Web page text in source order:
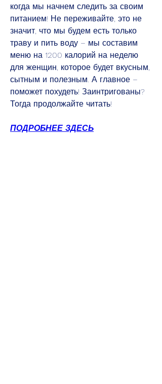
когда мы начнем следить за своим
питанием! Не переживайте, это не
значит, что мы будем есть только
траву и пить воду – мы составим
меню на 1200 калорий на неделю
для женщин, которое будет вкусным,
сытным и полезным. А главное –
поможет похудеть! Заинтригованы?
Тогда продолжайте читать!
ПОДРОБНЕЕ ЗДЕСЬ